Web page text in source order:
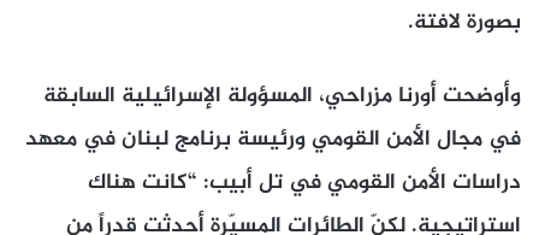
بصورة لافتة.
وأوضحت أورنا مزراحي، المسؤولة الإسرائيلية السابقة
في مجال الأمن القومي ورئيسة برنامج لبنان في معهد
دراسات الأمن القومي في تل أبيب: “كانت هناك
استراتيجية. لكنّ الطائرات المسيّرة أحدثت قدراً من